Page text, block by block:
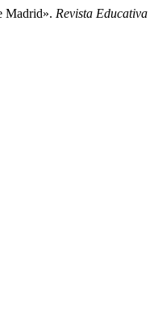
Madrid». Revista Educativa